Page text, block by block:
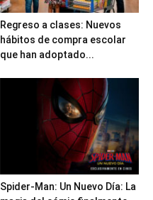
Regreso a clases: Nuevos
hábitos de compra escolar
que han adoptado...
Spider-Man: Un Nuevo Día: La